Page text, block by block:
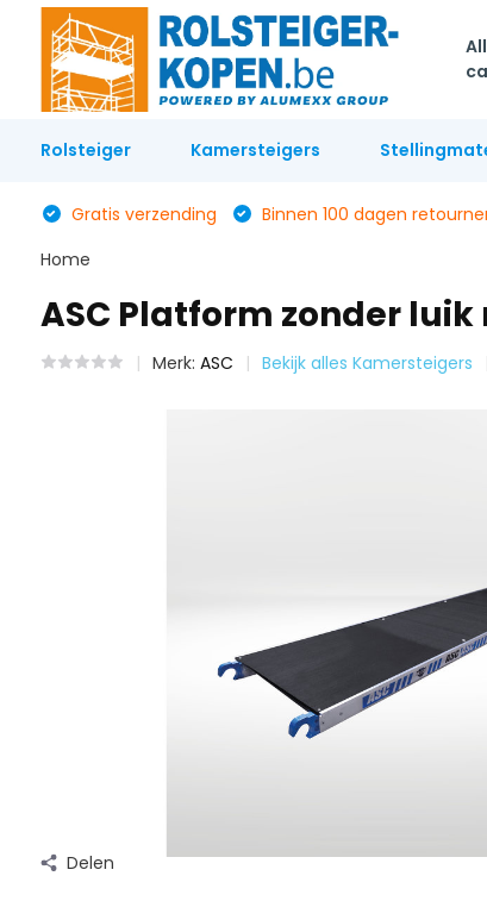
Rolsteiger Kamersteigers
Gratis verzending Binnen 100 dagen
Home
ASC Platform zonder
Merk: ASC Bekijk alles Kamersteigers
Delen